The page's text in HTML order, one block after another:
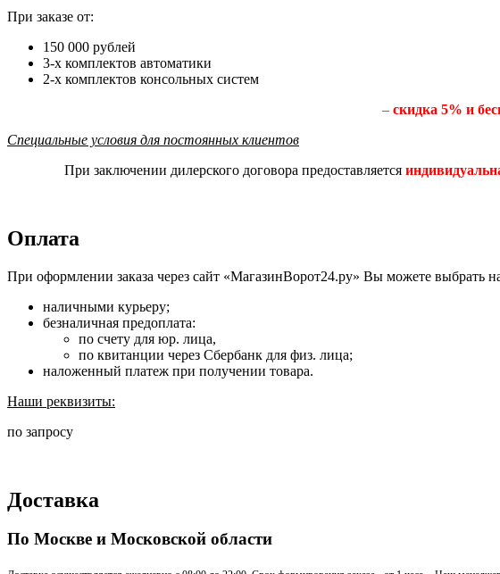
При заказе от:
150 000 рублей
3-х комплектов автоматики
2-х комплектов консольных систем
– скидка 5% и
Специальные условия для постоянных клиентов
При заключении дилерского договора предоставляется
Оплата
При оформлении заказа через сайт «МагазинВорот24.ру» Вы можете выбрать
наличными курьеру;
безналичная предоплата:
по счету для юр. лица,
по квитанции через Сбербанк для физ. лица;
наложенный платеж при получении товара.
Наши реквизиты:
по запросу
Доставка
По Москве и Московской области